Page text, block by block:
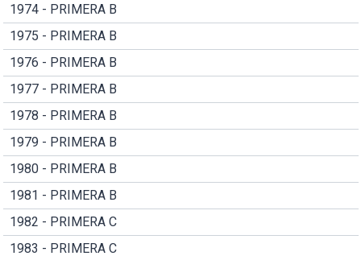
1974 - PRIMERA B
1975 - PRIMERA B
1976 - PRIMERA B
1977 - PRIMERA B
1978 - PRIMERA B
1979 - PRIMERA B
1980 - PRIMERA B
1981 - PRIMERA B
1982 - PRIMERA C
1983 - PRIMERA C